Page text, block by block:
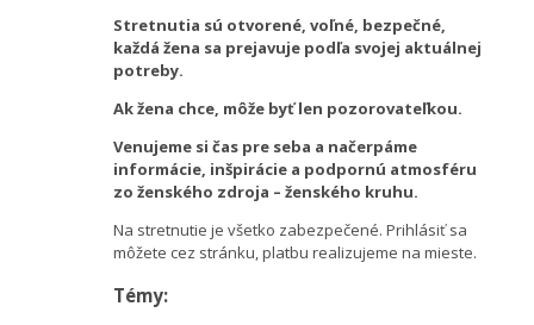
Stretnutia sú otvorené, voľné, bezpečné,
každá žena sa prejavuje podľa svojej aktuálnej
potreby.
Ak žena chce, môže byť len pozorovateľkou.
Venujeme si čas pre seba a načerpáme
informácie, inšpirácie a podpornú atmosféru
zo ženského zdroja – ženského kruhu.
Na stretnutie je všetko zabezpečené. Prihlásiť sa
môžete cez stránku, platbu realizujeme na mieste.
Témy: